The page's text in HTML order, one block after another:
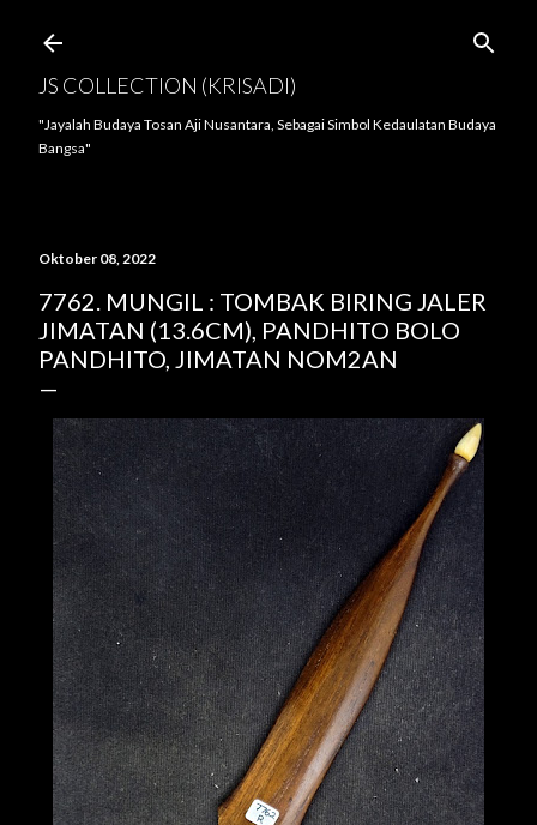
JS COLLECTION (KRISADI)
"Jayalah Budaya Tosan Aji Nusantara, Sebagai Simbol Kedaulatan Budaya
Bangsa"
Oktober 08, 2022
7762. MUNGIL : TOMBAK BIRING JALER
JIMATAN (13.6CM), PANDHITO BOLO
PANDHITO, JIMATAN NOM2AN